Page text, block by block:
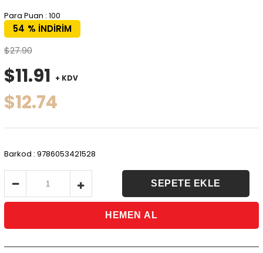
Para Puan : 100
%
54
İNDIRIM
$27.90
$11.91 + KDV
$12.74
Barkod : 9786053421528